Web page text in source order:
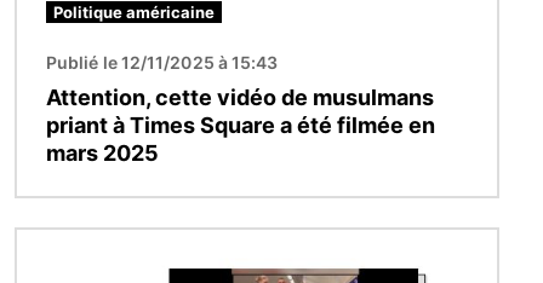
Politique américaine
Publié le 12/11/2025 à 15:43
Attention, cette vidéo de musulmans
priant à Times Square a été filmée en
mars 2025